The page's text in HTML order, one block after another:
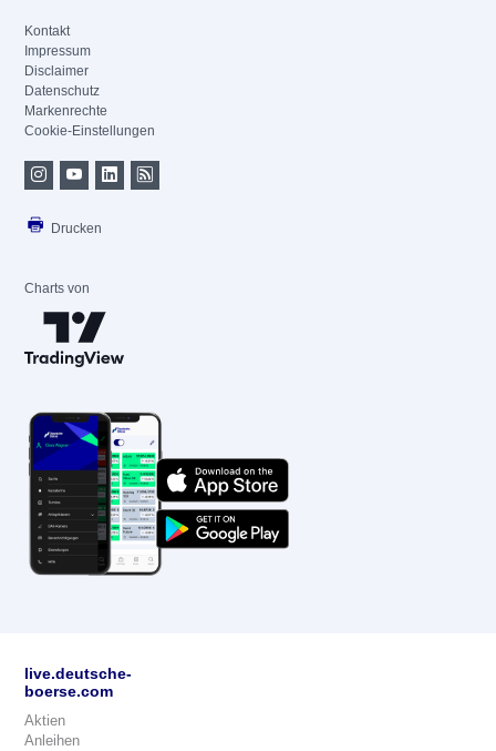
Kontakt
Impressum
Disclaimer
Datenschutz
Markenrechte
Cookie-Einstellungen
Drucken
Charts von
live.deutsche-
boerse.com
Aktien
Anleihen